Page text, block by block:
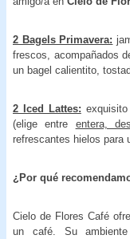
2 Bagels Primavera:
frescos, acompañados
un bagel calientito,
2 Iced Lattes:
(elige entre entera,
refrescantes hielos para
¿Por qué
Cielo de Flores Café
un café. Su ambiente